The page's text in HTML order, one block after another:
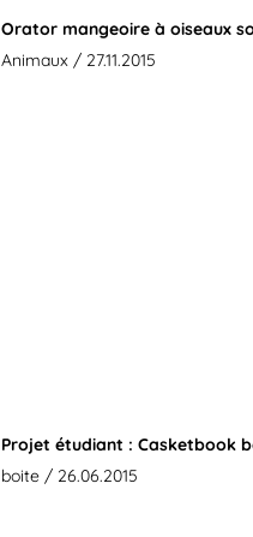
Orator mangeoire à oiseaux
Animaux / 27.11.2015
Projet étudiant : Casketbook
boite / 26.06.2015